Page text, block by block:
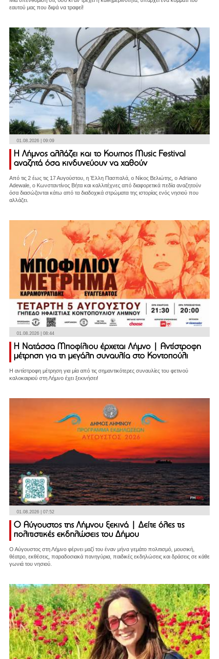
εαυτού μας που διψά να τραφεί!
01.08.2026 | 09:09
Η Λήμνος αλλάζει και το Kournos Music Festival
αναζητά όσα κινδυνεύουν να χαθούν
Από τις 2 έως τις 17 Αυγούστου, η Έλλη Πασπαλά, ο Νίκος Βελιώτης, ο Adriano
Adewale, ο Κωνσταντίνος Βήτα και καλλιτέχνες από διαφορετικά πεδία αναζητούν
όσα διασώζονται κάτω από τα διαδοχικά στρώματα της ιστορίας ενός νησιού που
αλλάζει.
01.08.2026 | 08:44
Η Νατάσσα Μποφίλιου έρχεται Λήμνο | Αντίστροφη
μέτρηση για τη μεγάλη συναυλία στο Κοντοπούλι
Η αντίστροφη μέτρηση για μία από τις σημαντικότερες συναυλίες του φετινού
καλοκαιριού στη Λήμνο έχει ξεκινήσει!
01.08.2026 | 07:52
Ο Αύγουστος της Λήμνου ξεκινά | Δείτε όλες τις
πολιτιστικές εκδηλώσεις του Δήμου
Ο Αύγουστος στη Λήμνο φέρνει μαζί του έναν μήνα γεμάτο πολιτισμό, μουσική,
θέατρο, εκθέσεις, παραδοσιακά πανηγύρια, παιδικές εκδηλώσεις και δράσεις σε κάθε
γωνιά του νησιού.